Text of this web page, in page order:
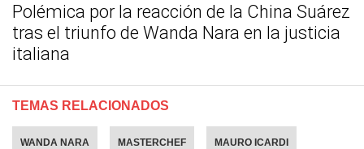
Polémica por la reacción de la China Suárez
tras el triunfo de Wanda Nara en la justicia
italiana
TEMAS RELACIONADOS
WANDA NARA MASTERCHEF MAURO ICARDI